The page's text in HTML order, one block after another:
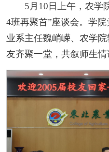
5月10日上午，农学
4班再聚首”座谈会。学
业系主任魏峭嵘、农学
友齐聚一堂，共叙师生情